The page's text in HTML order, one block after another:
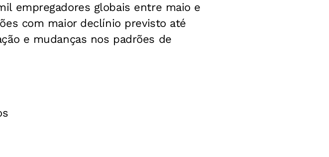
empregadores globais entre maio e
com maior declínio previsto até
e mudanças nos padrões de